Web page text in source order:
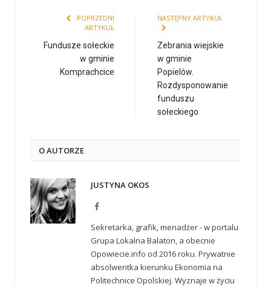
POPRZEDNI
ARTYKUŁ
Fundusze sołeckie
w gminie
Komprachcice
NASTĘPNY ARTYKUŁ
Zebrania wiejskie
w gminie
Popielów.
Rozdysponowanie
funduszu
sołeckiego
O AUTORZE
JUSTYNA OKOS
Facebook
Sekretarka, grafik, menadżer - w portalu
Grupa Lokalna Balaton, a obecnie
Opowiecie.info od 2016 roku. Prywatnie
absolwentka kierunku Ekonomia na
Politechnice Opolskiej. Wyznaje w życiu